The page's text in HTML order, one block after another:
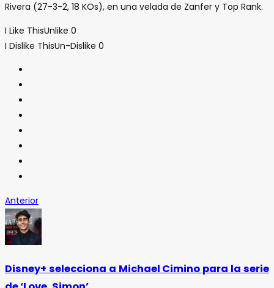
Rivera (27-3-2, 18 KOs), en una velada de Zanfer y Top Rank.
I Like ThisUnlike 0
I Dislike ThisUn-Dislike 0
Anterior
Disney+ selecciona a Michael Cimino para la serie